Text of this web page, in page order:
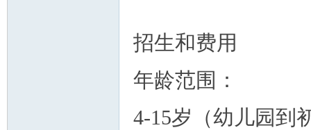
招生和费用
年龄范围：
4-15岁（幼儿园到